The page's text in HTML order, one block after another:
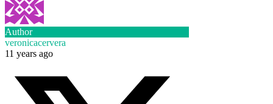
Author
veronicacervera
11 years ago